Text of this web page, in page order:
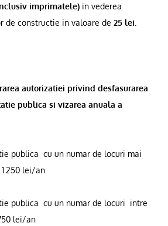
imprimatele)in vederea
de constructie in valoare de 25 lei.
autorizatiei privind desfasurarea
publica si vizarea anuala a
publica cu un numar de locuri mai
1.250 lei/an
publica cu un numar de locuri intre
lei/an